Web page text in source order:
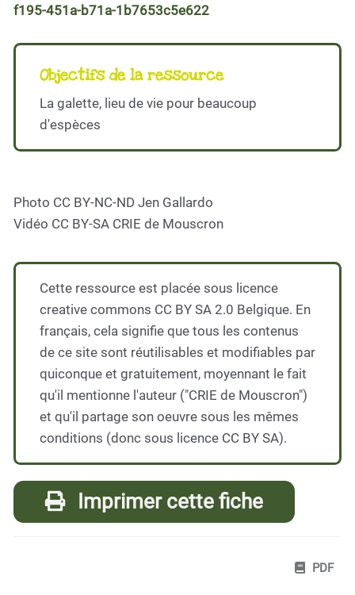
f195-451a-b71a-1b7653c5e622
Objectifs de la ressource
La galette, lieu de vie pour beaucoup
d'espèces
Photo CC BY-NC-ND Jen Gallardo
Vidéo CC BY-SA CRIE de Mouscron
Cette ressource est placée sous licence
creative commons CC BY SA 2.0 Belgique. En
français, cela signifie que tous les contenus
de ce site sont réutilisables et modifiables par
quiconque et gratuitement, moyennant le fait
qu'il mentionne l'auteur ("CRIE de Mouscron")
et qu'il partage son oeuvre sous les mêmes
conditions (donc sous licence CC BY SA).
Imprimer cette fiche
PDF